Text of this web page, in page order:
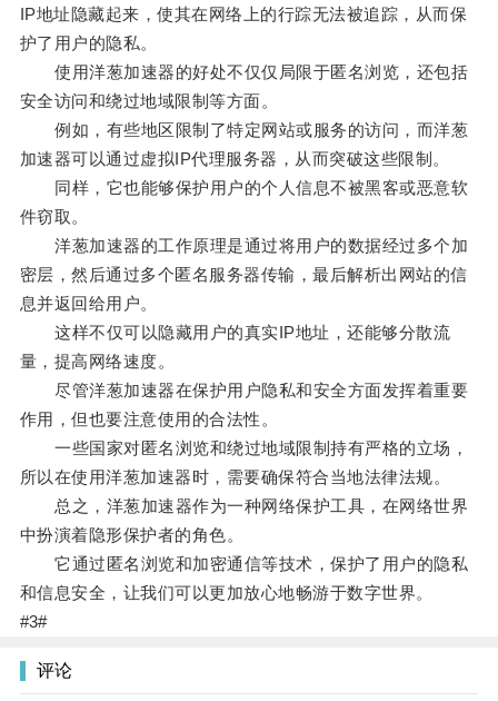
IP地址隐藏起来，使其在网络上的行踪无法被追踪，从而保
护了用户的隐私。
使用洋葱加速器的好处不仅仅局限于匿名浏览，还包括
安全访问和绕过地域限制等方面。
例如，有些地区限制了特定网站或服务的访问，而洋葱
加速器可以通过虚拟IP代理服务器，从而突破这些限制。
同样，它也能够保护用户的个人信息不被黑客或恶意软
件窃取。
洋葱加速器的工作原理是通过将用户的数据经过多个加
密层，然后通过多个匿名服务器传输，最后解析出网站的信
息并返回给用户。
这样不仅可以隐藏用户的真实IP地址，还能够分散流
量，提高网络速度。
尽管洋葱加速器在保护用户隐私和安全方面发挥着重要
作用，但也要注意使用的合法性。
一些国家对匿名浏览和绕过地域限制持有严格的立场，
所以在使用洋葱加速器时，需要确保符合当地法律法规。
总之，洋葱加速器作为一种网络保护工具，在网络世界
中扮演着隐形保护者的角色。
它通过匿名浏览和加密通信等技术，保护了用户的隐私
和信息安全，让我们可以更加放心地畅游于数字世界。
#3#
评论